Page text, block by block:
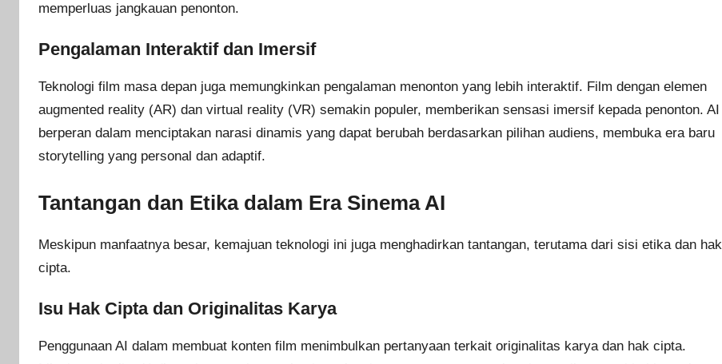
memperluas jangkauan penonton.
Pengalaman Interaktif dan Imersif
Teknologi film masa depan juga memungkinkan pengalaman menonton yang lebih interaktif. Film dengan elemen
augmented reality (AR) dan virtual reality (VR) semakin populer, memberikan sensasi imersif kepada penonton. AI
berperan dalam menciptakan narasi dinamis yang dapat berubah berdasarkan pilihan audiens, membuka era baru
storytelling yang personal dan adaptif.
Tantangan dan Etika dalam Era Sinema AI
Meskipun manfaatnya besar, kemajuan teknologi ini juga menghadirkan tantangan, terutama dari sisi etika dan hak
cipta.
Isu Hak Cipta dan Originalitas Karya
Penggunaan AI dalam membuat konten film menimbulkan pertanyaan terkait originalitas karya dan hak cipta.